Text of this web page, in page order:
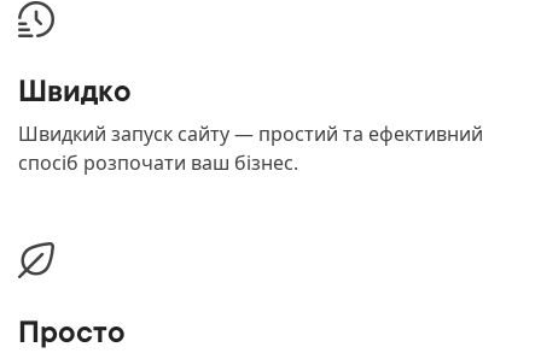
Швидко
Швидкий запуск сайту — простий та ефективний
спосіб розпочати ваш бізнес.
Просто